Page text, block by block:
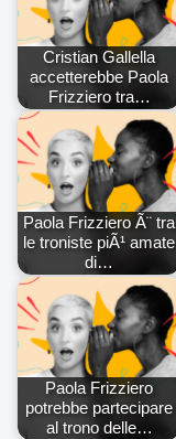
Cristian Gallella
accetterebbe Paola
Frizziero tra…
Paola Frizziero Ã¨ tra
le troniste piÃ¹ amate
di…
Paola Frizziero
potrebbe partecipare
al trono delle…